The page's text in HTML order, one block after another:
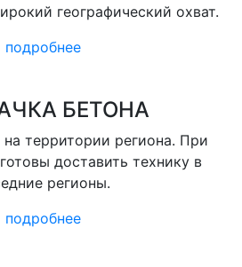
географический охват.
подробнее
БЕТОНА
территории региона. При
доставить технику в
регионы.
подробнее